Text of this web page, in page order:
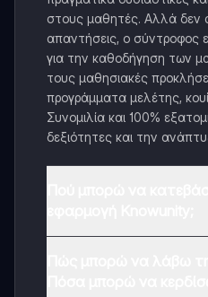
στους μαθητές. Αλλά δεν
απαντήσεις, ο σύντροφος
για την καθοδήγηση των
τους μαθησιακές
προγράμματα μελέτης,
Συνομιλία και 100%
δεξιότητες και την